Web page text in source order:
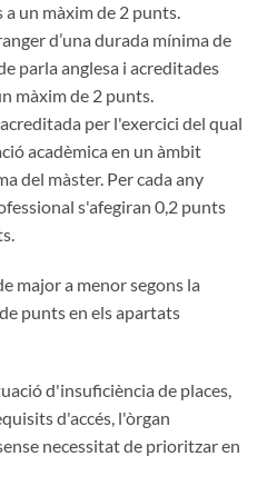
un màxim de 2 punts.
d’una durada mínima de
parla anglesa i acreditades
màxim de 2 punts.
per l'exercici del qual
acadèmica en un àmbit
del màster. Per cada any
s'afegiran 0,2 punts
major a menor segons la
punts en els apartats
d'insuficiència de places,
d'accés, l'òrgan
necessitat de prioritzar en